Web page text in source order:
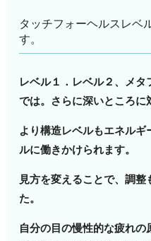
タッチフォーヘルスレ
す。
レベル１．レベル２、メタ
では。さらに深いところに
より構造レベルもエネル
ルに働きかけられます。
見方を変えることで、調
た。
自分の目の慢性的な疲れの